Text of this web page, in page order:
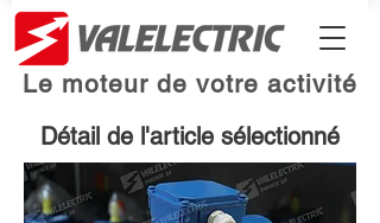
Le moteur de votre activité
Détail de l'article sélectionné